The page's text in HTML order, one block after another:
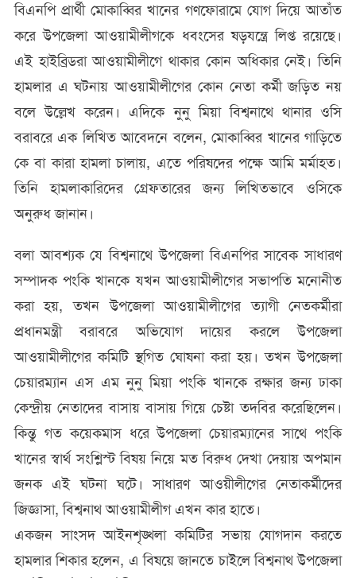
বিএনপি প্রার্থী মোকাব্বির খানের গণফোরামে যোগ দিয়ে আতাঁত
করে উপজেলা আওয়ামীলীগকে ধবংসের ষড়যন্ত্রে লিপ্ত রয়েছে।
এই হাইব্রিডরা আওয়ামীলীগে থাকার কোন অধিকার নেই। তিনি
হামলার এ ঘটনায় আওয়ামীলীগের কোন নেতা কর্মী জড়িত নয়
বলে উল্লেখ করেন। এদিকে নুনু মিয়া বিশ্বনাথে থানার ওসি
বরাবরে এক লিখিত আবেদনে বলেন, মোকাব্বির খানের গাড়িতে
কে বা কারা হামলা চালায়, এতে পরিষদের পক্ষে আমি মর্মাহত।
তিনি হামলাকারিদের গ্রেফতারের জন্য লিখিতভাবে ওসিকে
অনুরুধ জানান।
বলা আবশ্যক যে বিশ্বনাথে উপজেলা বিএনপির সাবেক সাধারণ
সম্পাদক পংকি খানকে যখন আওয়ামীলীগের সভাপতি মনোনীত
করা হয়, তখন উপজেলা আওয়ামীলীগের ত্যাগী নেতকর্মীরা
প্রধানমন্ত্রী বরাবরে অভিযোগ দায়ের করলে উপজেলা
আওয়ামীলীগের কমিটি স্থগিত ঘোষনা করা হয়। তখন উপজেলা
চেয়ারম্যান এস এম নুনু মিয়া পংকি খানকে রক্ষার জন্য ঢাকা
কেন্দ্রীয় নেতাদের বাসায় বাসায় গিয়ে চেষ্টা তদবির করেছিলেন।
কিন্তু গত কয়েকমাস ধরে উপজেলা চেয়ারম্যানের সাথে পংকি
খানের স্বার্থ সংশ্লিস্ট বিষয় নিয়ে মত বিরুধ দেখা দেয়ায় অপমান
জনক এই ঘটনা ঘটে। সাধারণ আওয়ীলীগের নেতাকর্মীদের
জিজ্ঞাসা, বিশ্বনাথ আওয়ামীলীগ এখন কার হাতে।
একজন সাংসদ আইনশৃঙ্খলা কমিটির সভায় যোগদান করতে
হামলার শিকার হলেন, এ বিষয়ে জানতে চাইলে বিশ্বনাথ উপজেলা